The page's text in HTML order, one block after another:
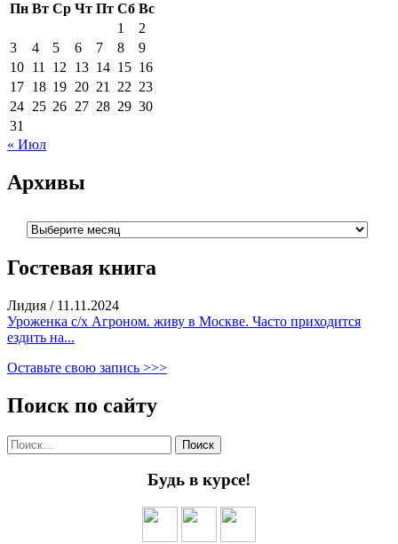
Пн Вт Ср Чт Пт Сб Вс
1
2
3
4 5 6 7 8
9
10 11 12 13 14 15 16
17 18 19 20 21 22 23
24 25 26 27 28 29 30
31
« Июл
Архивы
Архивы
Гостевая книга
Лидия / 11.11.2024
Уроженка с/х Агроном. живу в Москве. Часто приходится
ездить на...
Оставьте свою запись >>>
Поиск по сайту
Найти:
Будь в курсе!